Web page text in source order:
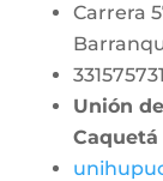
Carrera
Unión
Caquetá